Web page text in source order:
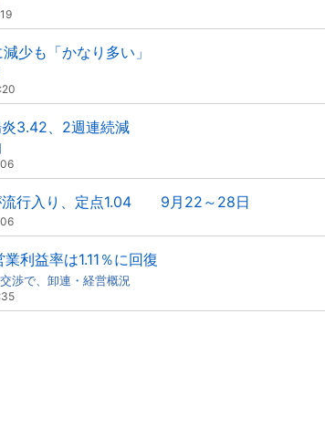
少も「かなり多い」
3.42、2週連続減
流行入り、定点1.04 9月22～28日
利益率は1.11％に回復
渉で、卸連・経営概況